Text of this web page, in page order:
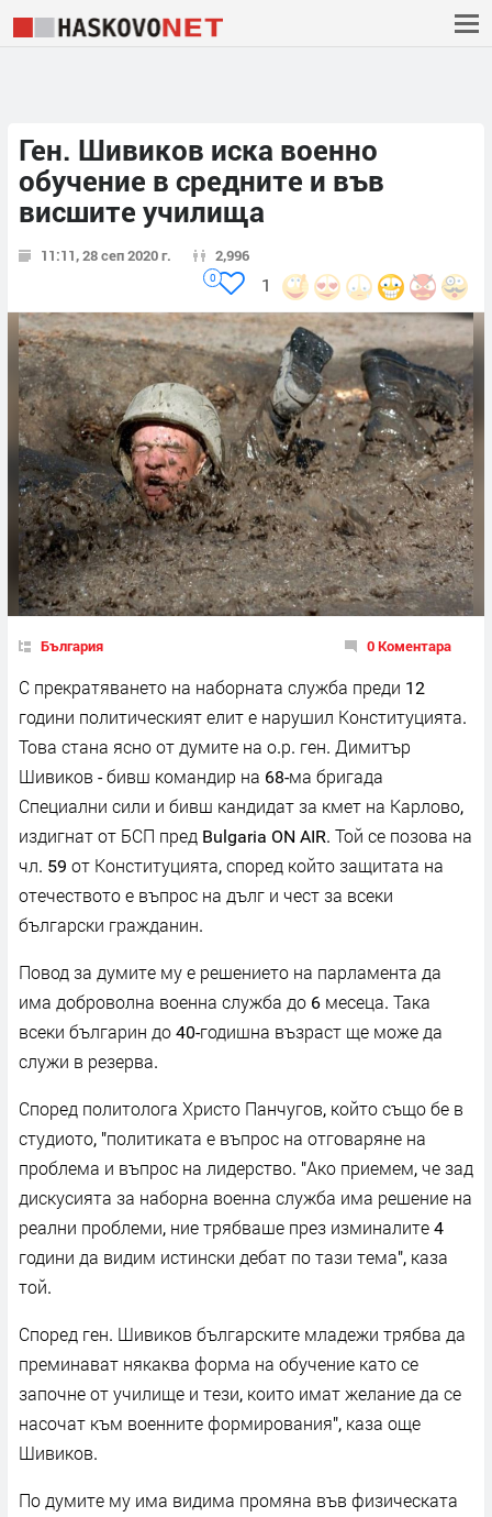
Ген. Шивиков иска военно
обучение в средните и във
висшите училища
11:11, 28 сеп 2020 г. 2,996
1
0
България 0 Коментара
С прекратяването на наборната служба преди 12
години политическият елит е нарушил Конституцията.
Това стана ясно от думите на о.р. ген. Димитър
Шивиков - бивш командир на 68-ма бригада
Специални сили и бивш кандидат за кмет на Карлово,
издигнат от БСП пред Bulgaria ON AIR. Той се позова на
чл. 59 от Конституцията, според който защитата на
отечеството е въпрос на дълг и чест за всеки
български гражданин.
Повод за думите му е решението на парламента да
има доброволна военна служба до 6 месеца. Така
всеки българин до 40-годишна възраст ще може да
служи в резерва.
Според политолога Христо Панчугов, който също бе в
студиото, "политиката е въпрос на отговаряне на
проблема и въпрос на лидерство. "Ако приемем, че зад
дискусията за наборна военна служба има решение на
реални проблеми, ние трябваше през изминалите 4
години да видим истински дебат по тази тема", каза
той.
Според ген. Шивиков българските младежи трябва да
преминават някаква форма на обучение като се
започне от училище и тези, които имат желание да се
насочат към военните формирования", каза още
Шивиков.
По думите му има видима промяна във физическата